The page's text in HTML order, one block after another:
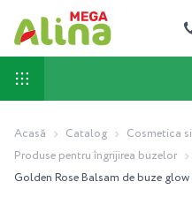
Acasă Catalog
Cosmetica
Produse pentru îngrijirea buzelor
Golden Rose Balsam de buze